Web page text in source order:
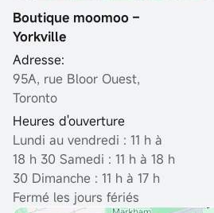
Boutique moomoo –
Yorkville
Adresse:
95A, rue Bloor Ouest,
Toronto
Heures d'ouverture
Lundi au vendredi : 11 h à
18 h 30 Samedi : 11 h à 18 h
30 Dimanche : 11 h à 17 h
Fermé les jours fériés